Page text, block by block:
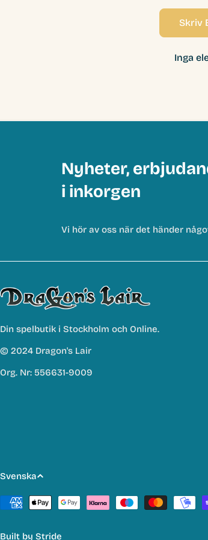
Skriv
Inga
Nyheter,
i inkorgen
Vi hör av oss när det händer
Din spelbutik i Stockholm och Online.
© 2024 Dragon's Lair
Org. Nr: 556631-9009
S
p
r
Svenska
Betalmetoder
Built by Stride